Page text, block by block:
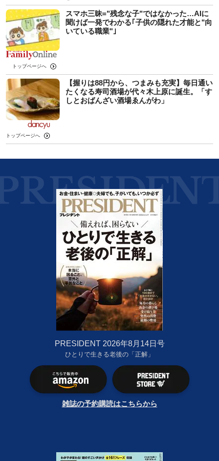
スマホ三昧="残念な子"ではなかった…AIに
聞けば一発でわかる｢子供の隠れた才能と"向
いている職業"｣
トップページへ
【握りは88円から、つまみも充実】毎日通い
たくなる寿司酒場が代々木上原に誕生。「す
しとおばんざい酒場ゑんがわ」
トップページへ
PRESIDENT 2026年8月14日号
ひとりで生きる老後の「正解」
雑誌の予約購読はこちらから